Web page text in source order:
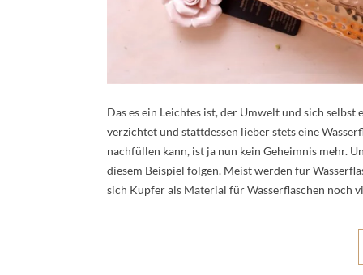
Das es ein Leichtes ist, der Umwelt und sich
verzichtet und stattdessen lieber stets eine
nachfüllen kann, ist ja nun kein Geheimnis mehr.
diesem Beispiel folgen. Meist werden für
sich Kupfer als Material für Wasserflaschen noch